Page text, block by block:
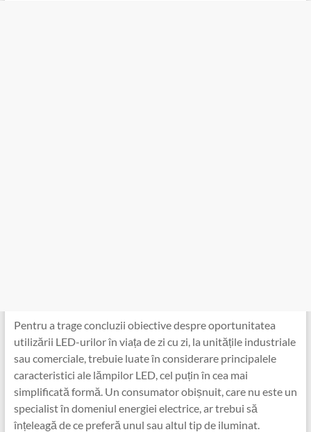
Pentru a trage concluzii obiective despre oportunitatea
utilizării LED-urilor în viața de zi cu zi, la unitățile industriale
sau comerciale, trebuie luate în considerare principalele
caracteristici ale lămpilor LED, cel puțin în cea mai
simplificată formă. Un consumator obișnuit, care nu este un
specialist în domeniul energiei electrice, ar trebui să
înțeleagă de ce preferă unul sau altul tip de iluminat.